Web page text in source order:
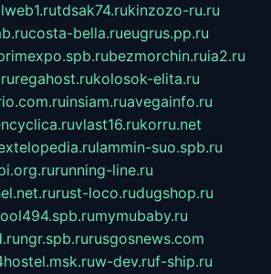
tdsak74.rukinzozo-ru.ru
costa-bella.rueugrus.pp.ru
bezmorchin.ruia2.ru
regahost.rukolosok-elita.ru
insiam.ruavegainfo.ru
vlast16.rukorru.net
lammin-suo.spb.ru
running-line.ru
rust-loco.rudugshop.ru
mymubaby.ru
ngr.spb.rurusgosnews.com
w-dev.ruf-ship.ru